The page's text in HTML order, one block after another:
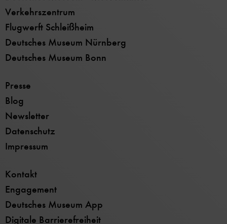
Verkehrszentrum
Flugwerft Schleißheim
Deutsches Museum Nürnberg
Deutsches Museum Bonn
Presse
Blog
Newsletter
Datenschutz
Impressum
Kontakt
Engagement
Deutsches Museum App
Digitale Barrierefreiheit